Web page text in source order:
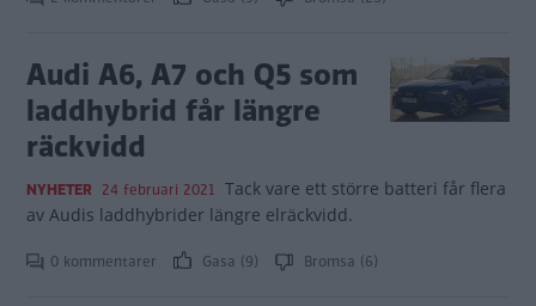
Audi A6, A7 och Q5 som
laddhybrid får längre
räckvidd
NYHETER 24 februari 2021 Tack vare ett större batteri får flera
av Audis laddhybrider längre elräckvidd.
0 kommentarer Gasa (9) Bromsa (6)